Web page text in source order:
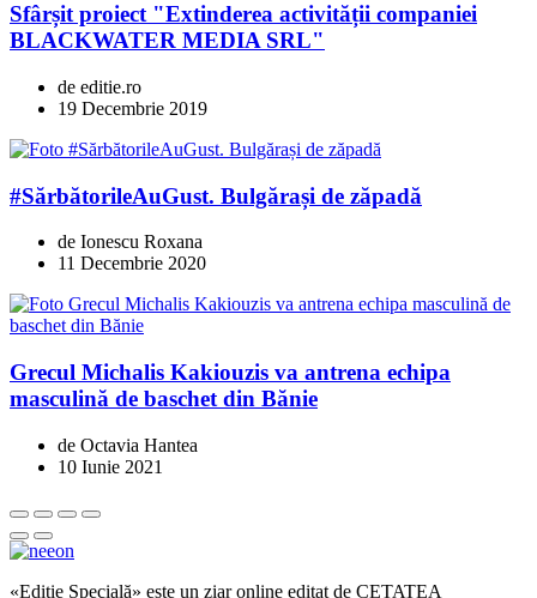
Sfârșit proiect "Extinderea activității companiei
BLACKWATER MEDIA SRL"
de editie.ro
19 Decembrie 2019
#SărbătorileAuGust. Bulgărași de zăpadă
de Ionescu Roxana
11 Decembrie 2020
Grecul Michalis Kakiouzis va antrena echipa
masculină de baschet din Bănie
de Octavia Hantea
10 Iunie 2021
«Ediție Specială» este un ziar online editat de CETATEA